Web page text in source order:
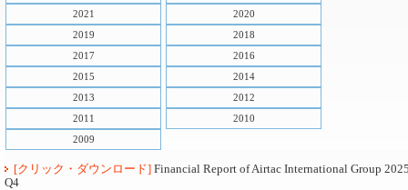
2021
2020
2019
2018
2017
2016
2015
2014
2013
2012
2011
2010
2009
[クリック・ダウンロード] Financial Report of Airtac International Group
Q4